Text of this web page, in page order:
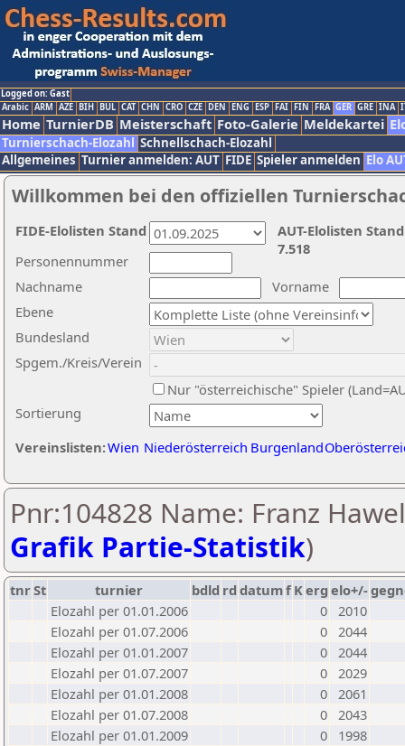
Logged on: Gast
Arabic ARM AZE BIH BUL CAT CHN CRO CZE DEN ENG ESP FAI FIN FRA GER GRE INA
Home TurnierDB Meisterschaft Foto-Galerie Meldekartei
Turnierschach-Elozahl Schnellschach-Elozahl
Allgemeines Turnier anmelden: AUT FIDE Spieler anmelden Elo
Willkommen bei den offiziellen
Nachname
Vorname
Ebene
Sortierung
Personennummer
Bundesland
Spgem./Kreis/Verein
Nur "österreichische" Spieler
Vereinslisten:Wien Niederösterreich Burgenland
AUT-Elolisten
7.518
FIDE-Elolisten Stand
Pnr:104828 Name: Franz
Grafik Partie-Statistik)
tnrSt turnier bdld rd datumf Kerg elo+/-
Elozahl per 01.01.2006
0 2010
Elozahl per 01.07.2006
0 2044
Elozahl per 01.01.2007
0 2044
Elozahl per 01.07.2007
0 2029
Elozahl per 01.01.2008
0 2061
Elozahl per 01.07.2008
0 2043
Elozahl per 01.01.2009
0
1998